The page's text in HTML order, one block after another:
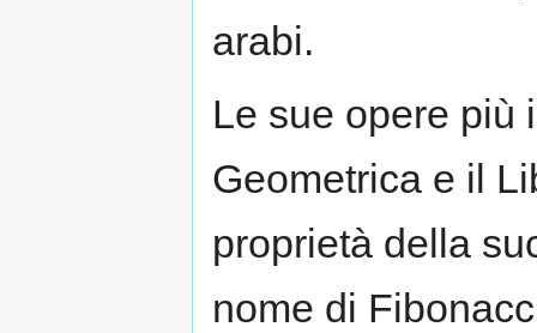
arabi.
Le sue opere più
Geometrica e il
proprietà della
nome di